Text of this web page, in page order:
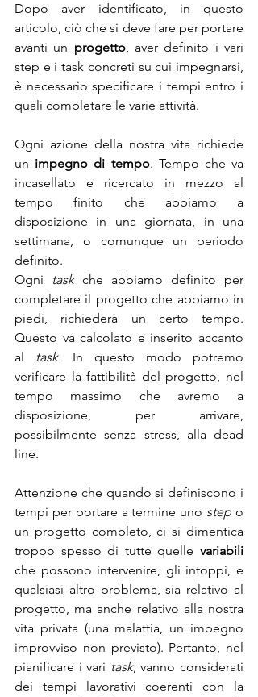
Dopo aver identificato, in questo
articolo, ciò che si deve fare per portare
avanti un progetto, aver definito i vari
step e i task concreti su cui impegnarsi,
è necessario specificare i tempi entro i
quali completare le varie attività.
Ogni azione della nostra vita richiede
un impegno di tempo. Tempo che va
incasellato e ricercato in mezzo al
tempo finito che abbiamo a
disposizione in una giornata, in una
settimana, o comunque un periodo
definito.
Ogni
task che abbiamo definito per
completare il progetto che abbiamo in
piedi, richiederà un certo tempo.
Questo va calcolato e inserito accanto
al
task. In questo modo potremo
verificare la fattibilità del progetto, nel
tempo massimo che avremo a
disposizione, per arrivare,
possibilmente senza stress, alla dead
line.
Attenzione che quando si definiscono i
tempi per portare a termine uno step o
un progetto completo, ci si dimentica
troppo spesso di tutte quelle
che possono intervenire, gli intoppi, e
qualsiasi altro problema, sia relativo al
progetto, ma anche relativo alla nostra
vita privata (una malattia, un impegno
improvviso non previsto). Pertanto, nel
pianificare i vari task, vanno considerati